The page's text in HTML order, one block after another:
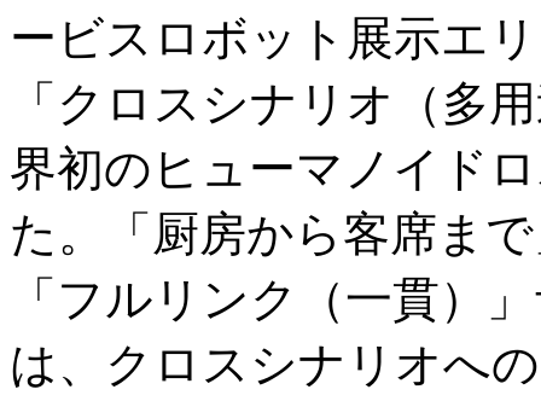
ービスロボット展示エ
「クロスシナリオ（多
界初のヒューマノイド
た。「厨房から客席ま
「フルリンク（一貫）
は、クロスシナリオへ